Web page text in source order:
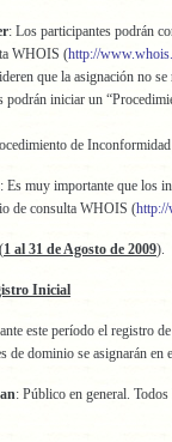
: Los participantes podrán
WHOIS (http://
que la asignación no
podrán iniciar un
de
: Es muy importante que los
de consulta WHOIS (
1 al 31 de Agosto de 2009).
Inicial
este período el registro
de dominio se asignarán
: Público en general.